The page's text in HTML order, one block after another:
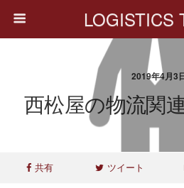
LOGISTICS
2019年4月3
西松屋の物流関
共有 ツイート